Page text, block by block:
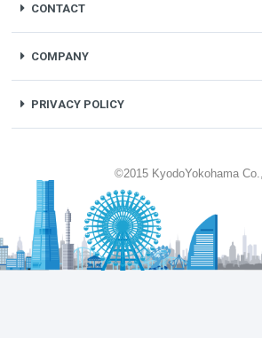
CONTACT
COMPANY
PRIVACY POLICY
©2015 KyodoYokohama